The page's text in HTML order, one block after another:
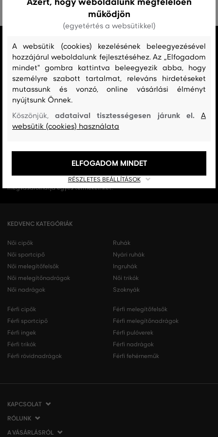
MINDEN RAKTÁRON
A webáruházban lévő összes áru raktáron van.
AZ EREDETISÉG GARANCIÁJA
Cégünk 1999-től a Gant márka exkluzív forgalmazója Magyarországon.
Nálunk mindig 100%-ban eredeti terméket vásárol.
INGYENES SZÁLLÍTÁST ÉS VISSZAKÜLDÉS
29 990 Ft feletti szállítás mindig ingyenes, az áru visszaküldéséért soha
17 ÜZLET MAGYARORSZÁGON
A webáruházunk széles kínálatán kívül az üzleteinkben is
megvásárolhatja egyes termékeinket.
KEDVENC KATEGÓRIÁK
Női cipők
Női sportcipő
Női melegítőfelsők
Női melegítőnadrágok
Női nadrágok
Ruhák
Nyári ruhák
Ingruhák
Női trikók
Szoknyák
Férfi cipők
Férfi sportcipő
Férfi ingek
Férfi trikók
Férfi rövidnadrágok
Férfi melegítőfelsők
Férfi melegítőnadrágok
Férfi pulóverek
Férfi nadrágok
Férfi fehérneműk
KAPCSOLAT
VERMONT Services Slovakia s. r. o.
Vlčie hrdlo 53
RÓLUNK
Cégünkről
A VÁSÁRLÁSRÓL
működjön
(egyetértés a websütikkel)
A websütik (cookies) kezelésének beleegyezésével
hozzájárul weboldalunk fejlesztéséhez. Az „Elfogadom
mindet" gombra kattintva beleegyezik abba, hogy
személyre szabott tartalmat, releváns hirdetéseket
mutassunk és vonzó, online vásárlási élményt
nyújtsunk Önnek.
Köszönjük,adataival tisztességesen járunk el.A
websütik (cookies) használata
RÉSZLETES BEÁLLÍTÁSOK
ELFOGADOM MINDET